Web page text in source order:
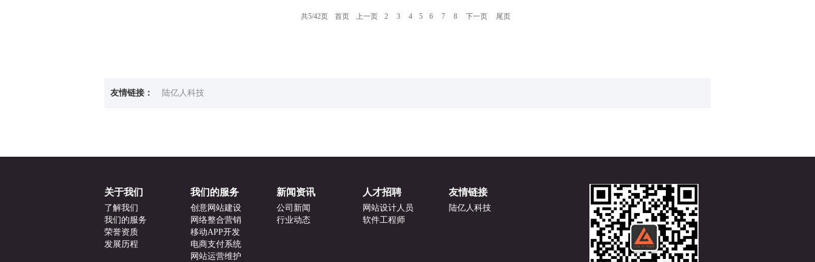
共5/42页 首页 上一页 2 3 4 5 6 7 8 下一页 尾页
友情链接： 陆亿人科技
关于我们 我们的服务 新闻资讯 人才招聘 友情链接
了解我们
我们的服务
荣誉资质
发展历程
创意网站建设
网络整合营销
移动APP开发
电商支付系统
网站运营维护
公司新闻
行业动态
网站设计人员
软件工程师
陆亿人科技